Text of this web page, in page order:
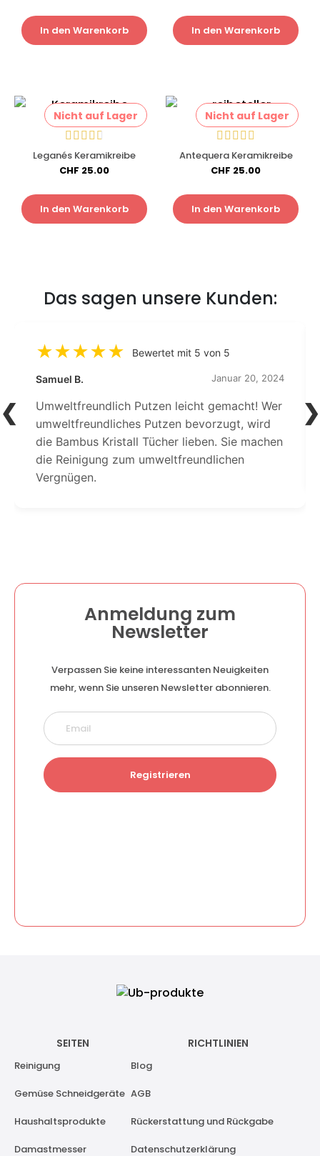
In den Warenkorb In den Warenkorb
Nicht auf Lager
Leganés Keramikreibe
CHF 25.00
In den Warenkorb
Nicht auf Lager
Antequera Keramikreibe
CHF 25.00
In den Warenkorb
Das sagen unsere Kunden:
Bewertet mit 5 von 5
Samuel B. Januar 20, 2024
Umweltfreundlich Putzen leicht gemacht! Wer
umweltfreundliches Putzen bevorzugt, wird
die Bambus Kristall Tücher lieben. Sie machen
die Reinigung zum umweltfreundlichen
Vergnügen.
Anmeldung zum
Newsletter
Verpassen Sie keine interessanten Neuigkeiten
mehr, wenn Sie unseren Newsletter abonnieren.
Registrieren
SEITEN
Reinigung
Gemüse Schneidgeräte
Haushaltsprodukte
Damastmesser
RICHTLINIEN
Blog
AGB
Rückerstattung und Rückgabe
Datenschutzerklärung